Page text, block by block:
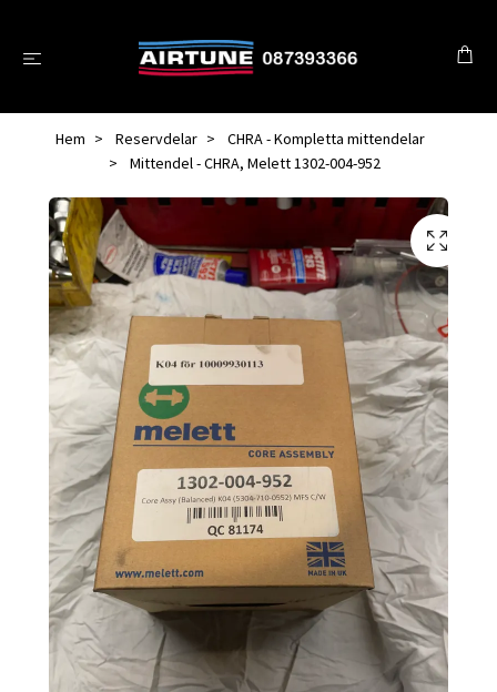
Hem Reservdelar
CHRA - Kompletta mittendelar
Mittendel - CHRA, Melett 1302-004-952